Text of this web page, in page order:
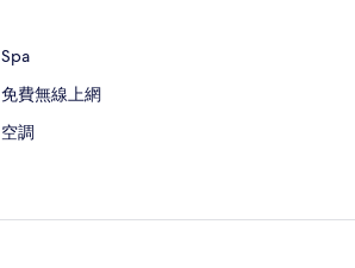
Spa
免費無線上網
空調